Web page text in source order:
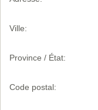
Ville:
Province / État:
Code postal: